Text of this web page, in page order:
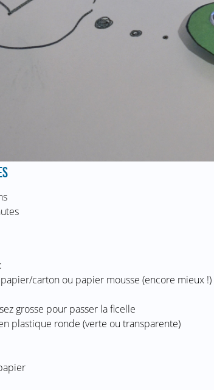
carton ou papier mousse (encore mieux !)
grosse pour passer la ficelle
plastique ronde (verte ou transparente)